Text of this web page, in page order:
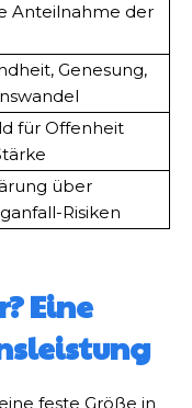
Anteilnahme der
Genesung,
für Offenheit
über
Risiken
Eine
feste Größe in